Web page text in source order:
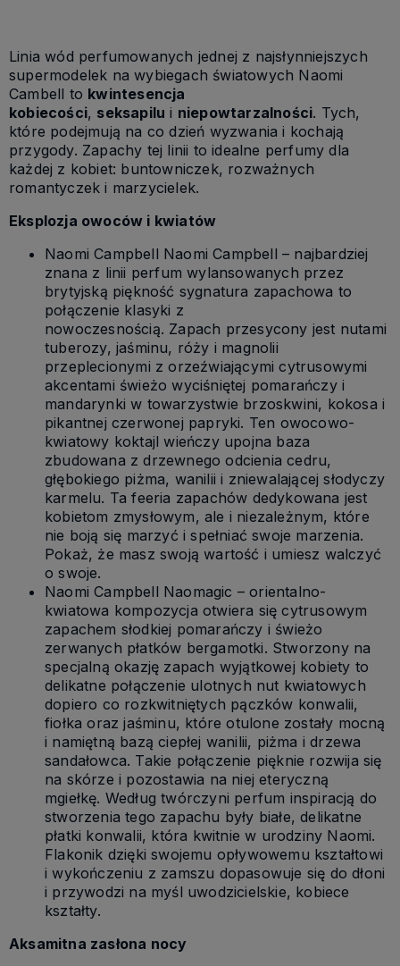
Linia wód perfumowanych jednej z najsłynniejszych
supermodelek na wybiegach światowych Naomi
Cambell to kwintesencja
kobiecości, seksapilu i niepowtarzalności. Tych,
które podejmują na co dzień wyzwania i kochają
przygody. Zapachy tej linii to idealne perfumy dla
każdej z kobiet: buntowniczek, rozważnych
romantyczek i marzycielek.
Eksplozja owoców i kwiatów
Naomi Campbell Naomi Campbell – najbardziej
znana z linii perfum wylansowanych przez
brytyjską piękność sygnatura zapachowa to
połączenie klasyki z
nowoczesnością. Zapach przesycony jest nutami
tuberozy, jaśminu, róży i magnolii
przeplecionymi z orzeźwiającymi cytrusowymi
akcentami świeżo wyciśniętej pomarańczy i
mandarynki w towarzystwie brzoskwini, kokosa i
pikantnej czerwonej papryki. Ten owocowo-
kwiatowy koktajl wieńczy upojna baza
zbudowana z drzewnego odcienia cedru,
głębokiego piżma, wanilii i zniewalającej słodyczy
karmelu. Ta feeria zapachów dedykowana jest
kobietom zmysłowym, ale i niezależnym, które
nie boją się marzyć i spełniać swoje marzenia.
Pokaż, że masz swoją wartość i umiesz walczyć
o swoje.
Naomi Campbell Naomagic – orientalno-
kwiatowa kompozycja otwiera się cytrusowym
zapachem słodkiej pomarańczy i świeżo
zerwanych płatków bergamotki. Stworzony na
specjalną okazję zapach wyjątkowej kobiety to
delikatne połączenie ulotnych nut kwiatowych
dopiero co rozkwitniętych pączków konwalii,
fiołka oraz jaśminu, które otulone zostały mocną
i namiętną bazą ciepłej wanilii, piżma i drzewa
sandałowca. Takie połączenie pięknie rozwija się
na skórze i pozostawia na niej eteryczną
mgiełkę. Według twórczyni perfum inspiracją do
stworzenia tego zapachu były białe, delikatne
płatki konwalii, która kwitnie w urodziny Naomi.
Flakonik dzięki swojemu opływowemu kształtowi
i wykończeniu z zamszu dopasowuje się do dłoni
i przywodzi na myśl uwodzicielskie, kobiece
kształty.
Aksamitna zasłona nocy